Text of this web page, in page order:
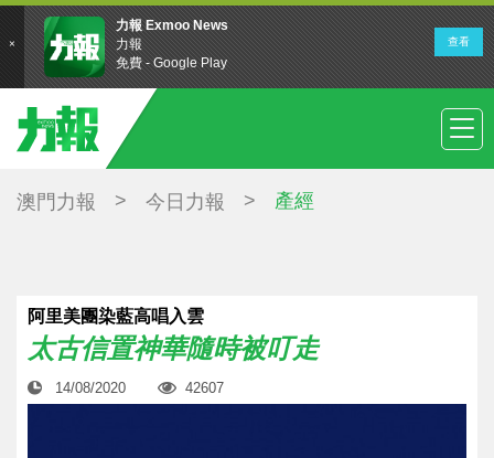
澳門力報 > 今日力報 > 產經
​阿里美團染藍高唱入雲
太古信置神華隨時被叮走
14/08/2020 42607